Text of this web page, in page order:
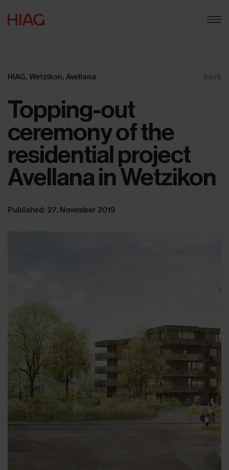
HIAG, Wetzikon, Avellana back
Topping-out
ceremony of the
residential project
Avellana in Wetzikon
Published: 27. November 2019